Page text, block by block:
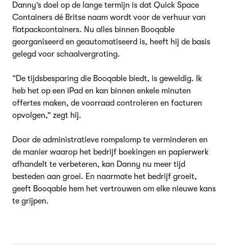
Danny’s doel op de lange termijn is dat Quick Space
Containers dé Britse naam wordt voor de verhuur van
flatpackcontainers. Nu alles binnen Booqable
georganiseerd en geautomatiseerd is, heeft hij de basis
gelegd voor schaalvergroting.
“De tijdsbesparing die Booqable biedt, is geweldig. Ik
heb het op een iPad en kan binnen enkele minuten
offertes maken, de voorraad controleren en facturen
opvolgen,” zegt hij.
Door de administratieve rompslomp te verminderen en
de manier waarop het bedrijf boekingen en papierwerk
afhandelt te verbeteren, kan Danny nu meer tijd
besteden aan groei. En naarmate het bedrijf groeit,
geeft Booqable hem het vertrouwen om elke nieuwe kans
te grijpen.